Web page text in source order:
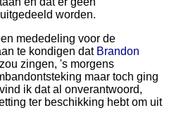
worden.
mededeling voor de
te kondigen dat Brandon
zingen, 's morgens
maar toch ging
ik dat al onverantwoord,
ter beschikking hebt om uit